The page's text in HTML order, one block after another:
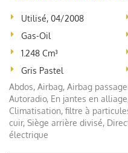
Utilisé, 04/2008
Gas-Oil
1.248 Cm³
Gris Pastel
Abdos, Airbag, Airbag
Autoradio, En jantes en
Climatisation, filtre à
cuir, Siège arrière divisé,
électrique